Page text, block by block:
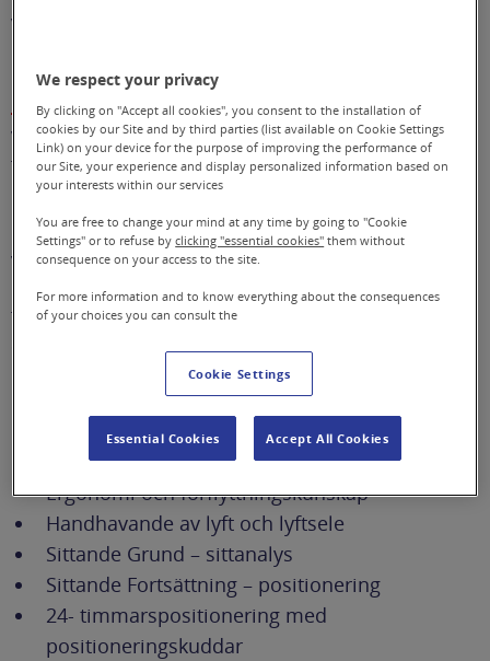
Vi erbjuder uppdragsutbildningar
Vi åtar oss skräddarsydda uppdragsutbildningar
för vårdpersonal, sjuksköterskor, arbetsterapeuter
och fysioterapeuter/sjukgymnaster och utgår från
behov och önskemål.
Vi kan erbjuda utbildningar gällande mer specifika
hjälpmedel till dig som arbetar med och som har
förskrivningsrätt av exempelvis avancerade
huvudstöd och/eller positioneringskuddar.
Exempel på utbildningar är
Antidecubitusmadrasser
Ergonomi och förflyttningskunskap
Handhavande av lyft och lyftsele
Sittande Grund – sittanalys
Sittande Fortsättning – positionering
24- timmarspositionering med
positioneringskuddar
We respect your privacy
By clicking on "Accept all cookies", you consent to the installation of
cookies by our Site and by third parties (list available on Cookie Settings
Link) on your device for the purpose of improving the performance of
our Site, your experience and display personalized information based on
your interests within our services
You are free to change your mind at any time by going to "Cookie
Settings" or to refuse byclicking "essential cookies" them without
consequence on your access to the site.
For more information and to know everything about the consequences
of your choices you can consult the
Cookie Settings
Essential Cookies Accept All Cookies